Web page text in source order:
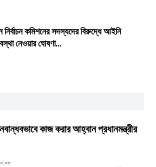
নির্বাচন কমিশনের সদস্যদের বিরুদ্ধে আইনি
নেওয়ার ঘোষণা...
কাজ করার আহ্বান প্রধানমন্ত্রীর